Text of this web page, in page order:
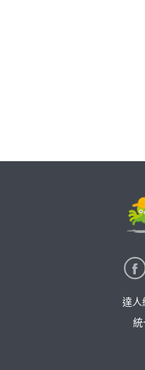
達人
統